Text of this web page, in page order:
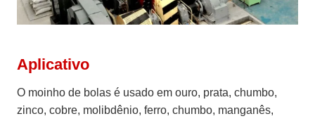
Aplicativo
O moinho de bolas é usado em ouro, prata, chumbo,
zinco, cobre, molibdênio, ferro, chumbo, manganês,